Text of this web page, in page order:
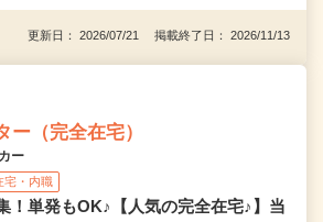
更新日： 2026/07/21 掲載終了日： 2026/11/13
ー（完全在宅）
ー
宅・内職
！単発もOK♪【人気の完全在宅♪】当